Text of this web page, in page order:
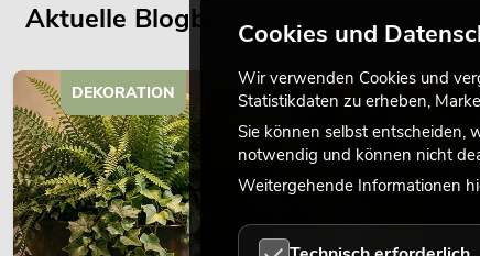
Aktuelle Blogbeiträge
DEKORATION
Cookies und
Wir verwenden Cookies und
Statistikdaten zu erheben,
Sie können selbst entscheiden,
notwendig und können nicht
Weitergehende Informationen